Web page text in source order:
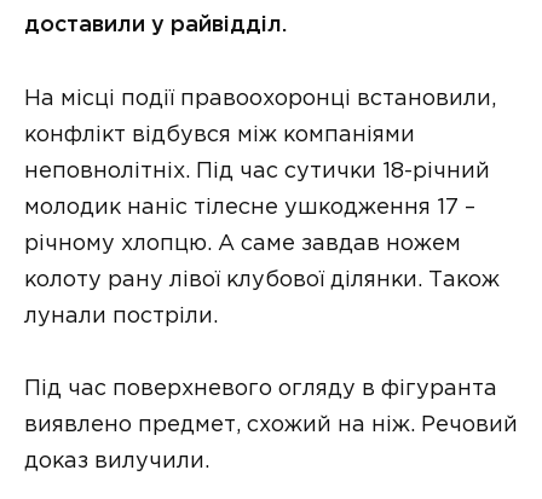
доставили у райвідділ.
На місці події правоохоронці встановили,
конфлікт відбувся між компаніями
неповнолітніх. Під час сутички 18-річний
молодик наніс тілесне ушкодження 17 –
річному хлопцю. А саме завдав ножем
колоту рану лівої клубової ділянки. Також
лунали постріли.
Під час поверхневого огляду в фігуранта
виявлено предмет, схожий на ніж. Речовий
доказ вилучили.